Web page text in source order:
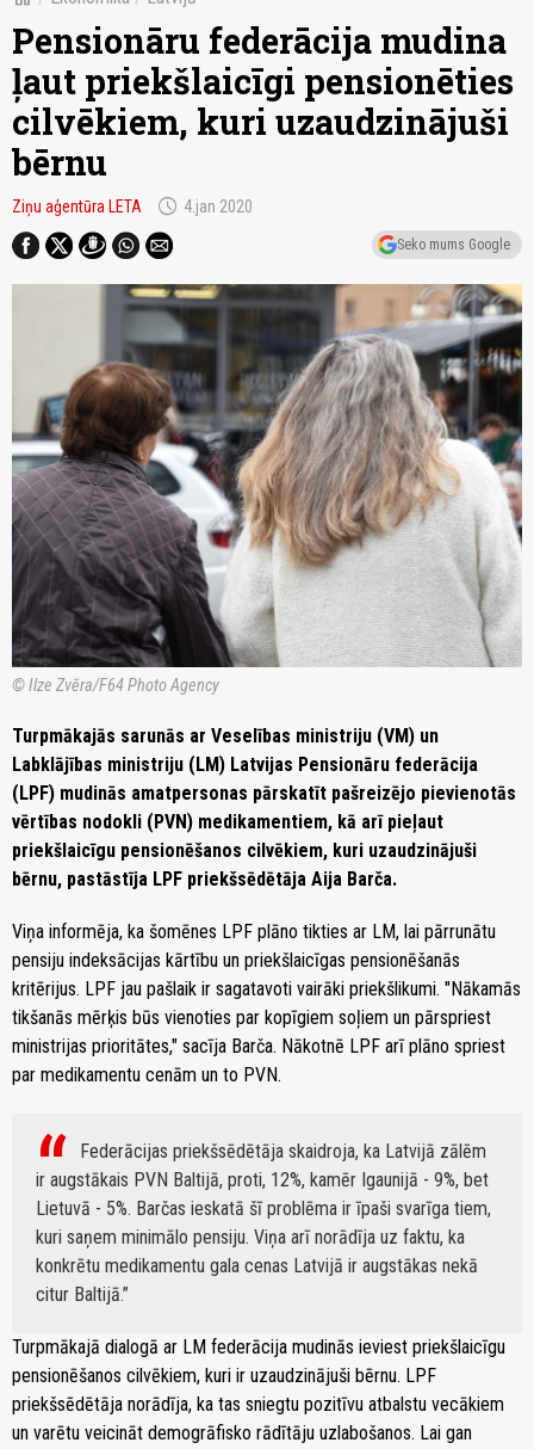
Pensionāru federācija mudina
ļaut priekšlaicīgi pensionēties
cilvēkiem, kuri uzaudzinājuši
bērnu
Ziņu aģentūra LETA schedule 4.jan 2020
Seko mums Google
© Ilze Zvēra/F64 Photo Agency
Turpmākajās sarunās ar Veselības ministriju (VM) un
Labklājības ministriju (LM) Latvijas Pensionāru federācija
(LPF) mudinās amatpersonas pārskatīt pašreizējo pievienotās
vērtības nodokli (PVN) medikamentiem, kā arī pieļaut
priekšlaicīgu pensionēšanos cilvēkiem, kuri uzaudzinājuši
bērnu, pastāstīja LPF priekšsēdētāja Aija Barča.
Viņa informēja, ka šomēnes LPF plāno tikties ar LM, lai pārrunātu
pensiju indeksācijas kārtību un priekšlaicīgas pensionēšanās
kritērijus. LPF jau pašlaik ir sagatavoti vairāki priekšlikumi. "Nākamās
tikšanās mērķis būs vienoties par kopīgiem soļiem un pārspriest
ministrijas prioritātes," sacīja Barča. Nākotnē LPF arī plāno spriest
par medikamentu cenām un to PVN.
Federācijas priekšsēdētāja skaidroja, ka Latvijā zālēm
ir augstākais PVN Baltijā, proti, 12%, kamēr Igaunijā - 9%, bet
Lietuvā - 5%. Barčas ieskatā šī problēma ir īpaši svarīga tiem,
kuri saņem minimālo pensiju. Viņa arī norādīja uz faktu, ka
konkrētu medikamentu gala cenas Latvijā ir augstākas nekā
citur Baltijā.
Turpmākajā dialogā ar LM federācija mudinās ieviest priekšlaicīgu
pensionēšanos cilvēkiem, kuri ir uzaudzinājuši bērnu. LPF
priekšsēdētāja norādīja, ka tas sniegtu pozitīvu atbalstu vecākiem
un varētu veicināt demogrāfisko rādītāju uzlabošanos. Lai gan